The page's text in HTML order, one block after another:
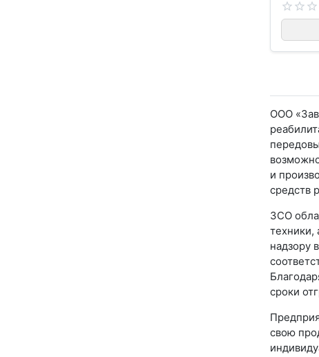
ООО
и
средств
ЗСО
техники,
надзору
сроки
свою